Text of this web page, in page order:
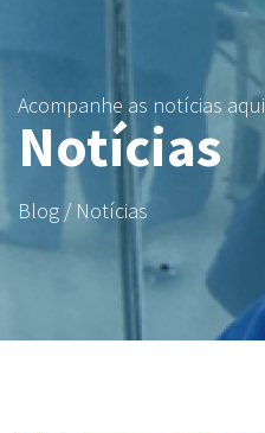
Acompanhe as notícias aqui
Notícias
Blog / Notícias